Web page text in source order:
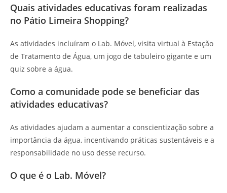
Quais atividades educativas foram realizadas
no Pátio Limeira Shopping?
As atividades incluíram o Lab. Móvel, visita virtual à Estação
de Tratamento de Água, um jogo de tabuleiro gigante e um
quiz sobre a água.
Como a comunidade pode se beneficiar das
atividades educativas?
As atividades ajudam a aumentar a conscientização sobre a
importância da água, incentivando práticas sustentáveis e a
responsabilidade no uso desse recurso.
O que é o Lab. Móvel?